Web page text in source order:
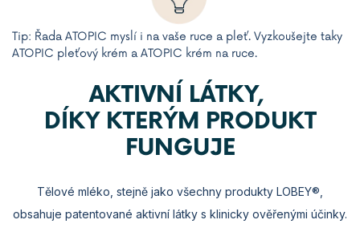
Tip: Řada ATOPIC myslí i na vaše ruce a pleť. Vyzkoušejte taky
ATOPIC pleťový krém a ATOPIC krém na ruce.
AKTIVNÍ LÁTKY,
DÍKY KTERÝM PRODUKT
FUNGUJE
Tělové mléko, stejně jako všechny produkty LOBEY®,
obsahuje patentované aktivní látky s klinicky ověřenými účinky.